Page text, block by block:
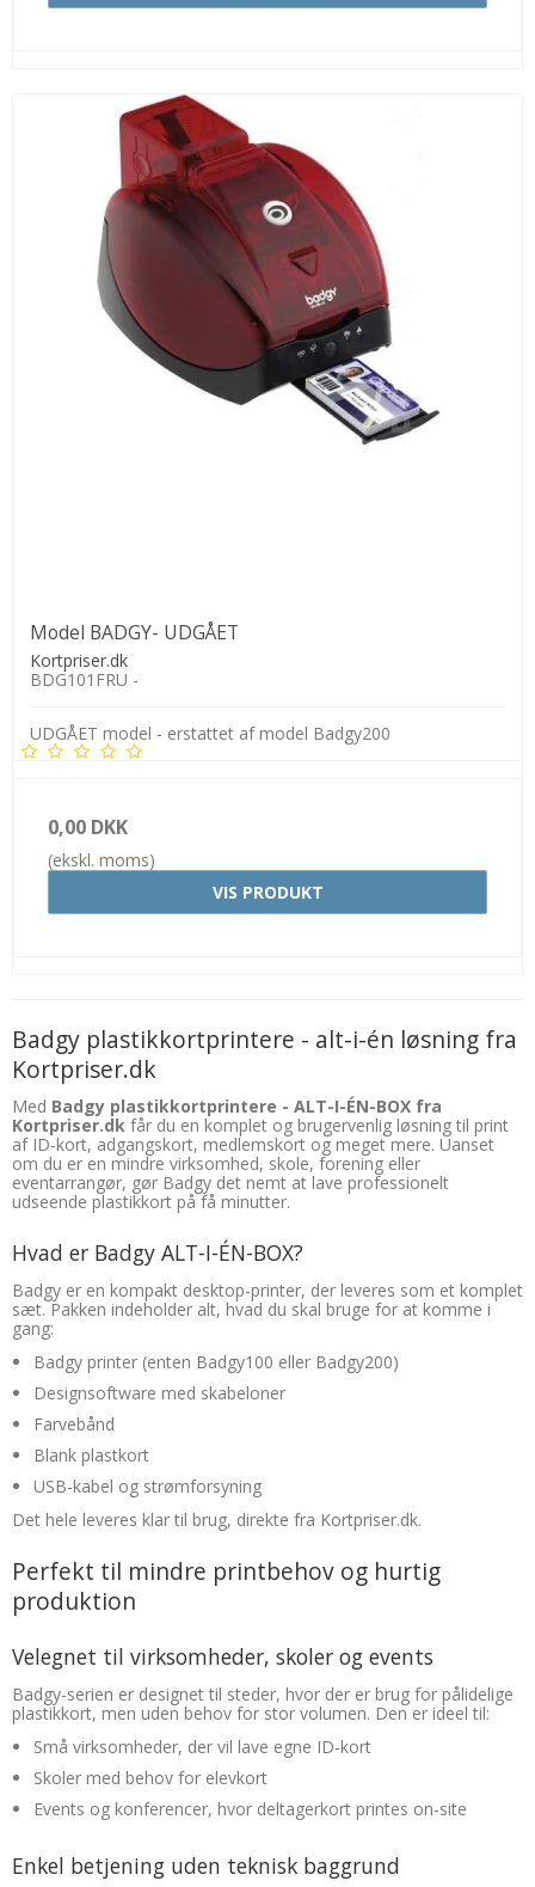
Model BADGY- UDGÅET
Kortpriser.dk
BDG101FRU -
UDGÅET model - erstattet af model Badgy200
0,00 DKK
(ekskl. moms)
VIS PRODUKT
Badgy plastikkortprintere - alt-i-én løsning fra
Kortpriser.dk
Med Badgy plastikkortprintere - ALT-I-ÉN-BOX fra
Kortpriser.dk får du en komplet og brugervenlig løsning til print
af ID-kort, adgangskort, medlemskort og meget mere. Uanset
om du er en mindre virksomhed, skole, forening eller
eventarrangør, gør Badgy det nemt at lave professionelt
udseende plastikkort på få minutter.
Hvad er Badgy ALT-I-ÉN-BOX?
Badgy er en kompakt desktop-printer, der leveres som et komplet
sæt. Pakken indeholder alt, hvad du skal bruge for at komme i
gang:
Badgy printer (enten Badgy100 eller Badgy200)
Designsoftware med skabeloner
Farvebånd
Blank plastkort
USB-kabel og strømforsyning
Det hele leveres klar til brug, direkte fra Kortpriser.dk.
Perfekt til mindre printbehov og hurtig
produktion
Velegnet til virksomheder, skoler og events
Badgy-serien er designet til steder, hvor der er brug for pålidelige
plastikkort, men uden behov for stor volumen. Den er ideel til:
Små virksomheder, der vil lave egne ID-kort
Skoler med behov for elevkort
Events og konferencer, hvor deltagerkort printes on-site
Enkel betjening uden teknisk baggrund